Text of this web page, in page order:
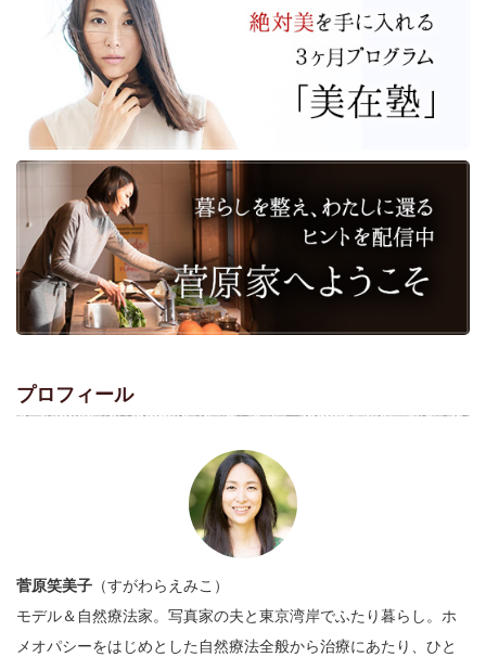
プロフィール
菅原笑美子 （すがわらえみこ）
モデル＆自然療法家。写真家の夫と東京湾岸でふたり暮らし。ホ
メオパシーをはじめとした自然療法全般から治療にあたり、ひと